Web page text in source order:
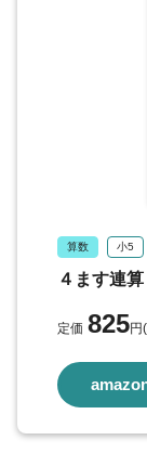
差が負の数に
差が負の数
差が負の数に
差が負の数
正負の数のた
正負の数のひ
正負のわり算
●レベル4 ｜
負の数を使っ
負の数を使っ
負の数を使っ
算数 小5
４ます連
定価 825円